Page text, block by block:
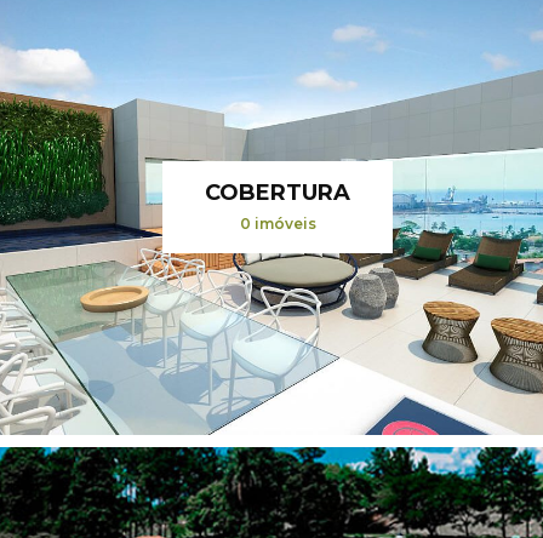
COBERTURA
0 imóveis